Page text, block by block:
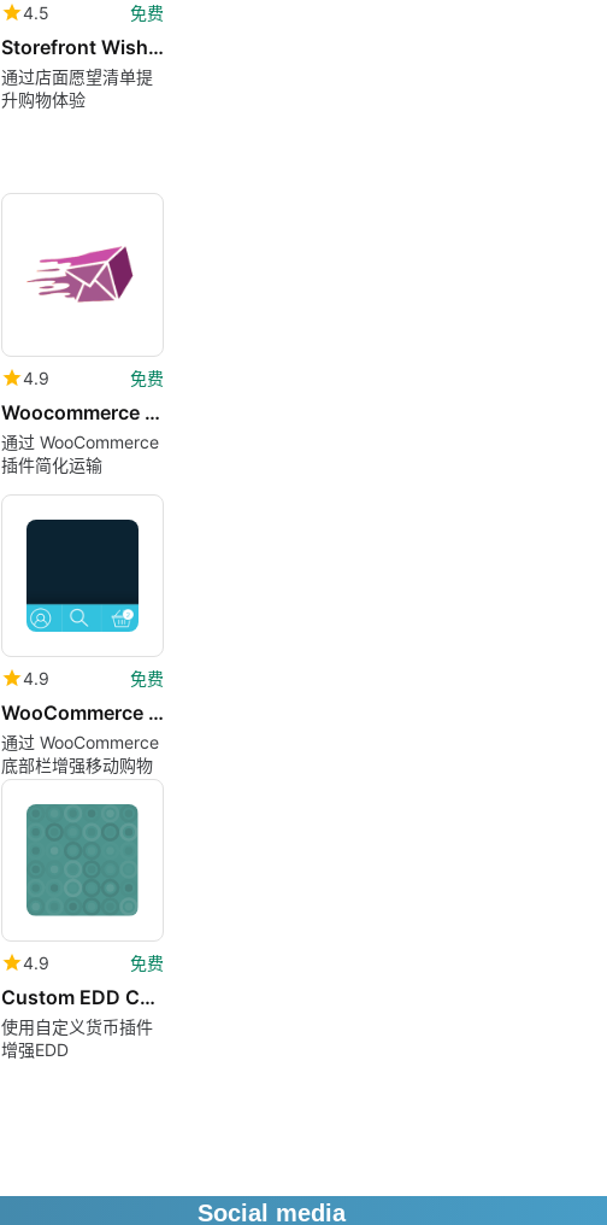
4.5 免费
Storefront Wishlist
通过店面愿望清单提
升购物体验
4.9 免费
Woocommerce Shipping Details
通过 WooCommerce
插件简化运输
4.9 免费
WooCommerce Bottom Bar for Mobile
通过 WooCommerce
底部栏增强移动购物
4.9 免费
Custom EDD Currency
使用自定义货币插件
增强EDD
Social media